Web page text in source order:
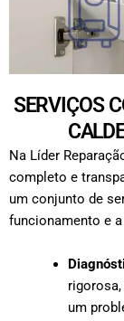
SERVIÇOS
Na Líder
completo e
um conjunto de
funcionamento e
um